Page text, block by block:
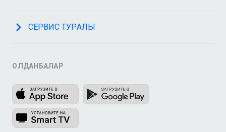
СЕРВИС ТУРАЛЫ
ҚОЛДАНБАЛАР